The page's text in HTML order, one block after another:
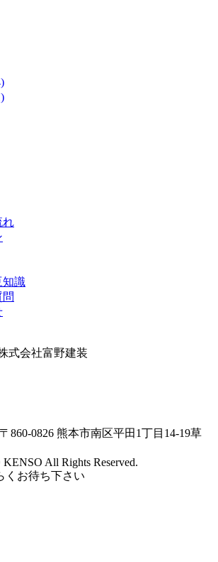
れ
知識
式会社富野建装
〒860-0826 熊本市南区平田1丁目14-19草
All Rights Reserved.
くお待ち下さい